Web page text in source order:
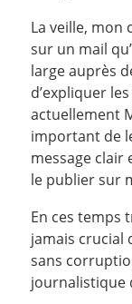
La veille, mon
sur un mail
large auprès
d’expliquer
actuellement
important de
message clair
le publier sur
En ces temps
jamais crucial
sans
journalistique